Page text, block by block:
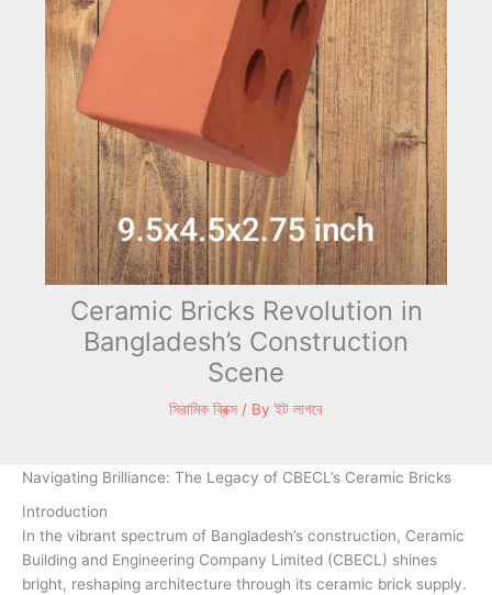
Ceramic Bricks Revolution in
Bangladesh’s Construction
Scene
সিরামিক ব্রিক্স / By ইট লাগবে
Navigating Brilliance: The Legacy of CBECL’s Ceramic Bricks
Introduction
In the vibrant spectrum of Bangladesh’s construction, Ceramic
Building and Engineering Company Limited (CBECL) shines
bright, reshaping architecture through its ceramic brick supply.